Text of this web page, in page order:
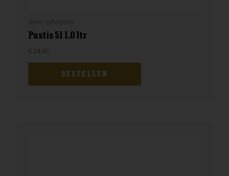
Pastis 51 1.0 ltr
€ 24,99
BESTELLEN